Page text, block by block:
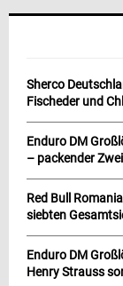
Sherco
Fischeder und
Enduro DM
– packender
Red Bull
siebten
Enduro DM
Henry Strauss